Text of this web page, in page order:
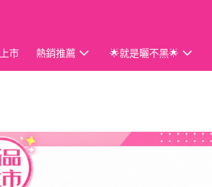
市 熱銷推薦 🌟就是曬不黑🌟